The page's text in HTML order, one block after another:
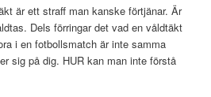
är ett straff man kanske förtjänar. Är
Dels förringar det vad en våldtäkt
i en fotbollsmatch är inte samma
sig på dig. HUR kan man inte förstå